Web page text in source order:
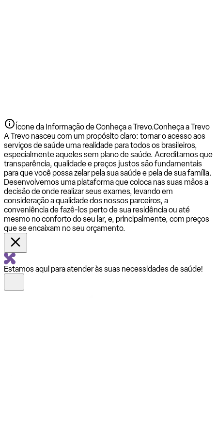
Ícone da Informação de Conheça a Trevo.Conheça a Trevo
A Trevo nasceu com um propósito claro: tornar o acesso aos
serviços de saúde uma realidade para todos os brasileiros,
especialmente aqueles sem plano de saúde. Acreditamos que
transparência, qualidade e preços justos são fundamentais
para que você possa zelar pela sua saúde e pela de sua família.
Desenvolvemos uma plataforma que coloca nas suas mãos a
decisão de onde realizar seus exames, levando em
consideração a qualidade dos nossos parceiros, a
conveniência de fazê-los perto de sua residência ou até
mesmo no conforto do seu lar, e, principalmente, com preços
que se encaixam no seu orçamento.
Estamos aqui para atender às suas necessidades de saúde!